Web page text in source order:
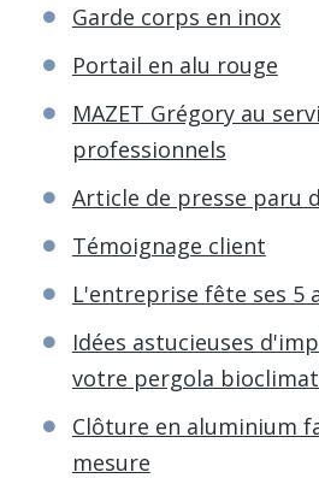
Garde corps en inox
Portail en alu rouge
MAZET Grégory au
professionnels
Article de presse paru
Témoignage client
L'entreprise fête ses 5
Idées astucieuses
votre pergola
Clôture en aluminium
mesure